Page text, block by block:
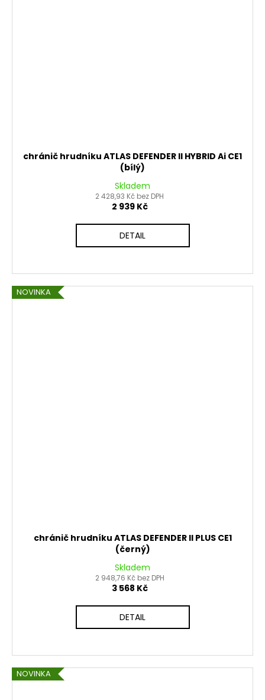
chránič hrudníku ATLAS DEFENDER II HYBRID Ai CE1
(bílý)
Skladem
2 428,93 Kč bez DPH
2 939 Kč
DETAIL
NOVINKA
chránič hrudníku ATLAS DEFENDER II PLUS CE1
(černý)
Skladem
2 948,76 Kč bez DPH
3 568 Kč
DETAIL
NOVINKA